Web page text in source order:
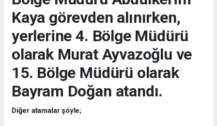
Kaya görevden alınırken,
yerlerine 4. Bölge Müdürü
olarak Murat Ayvazoğlu ve
15. Bölge Müdürü olarak
Bayram Doğan atandı.
Diğer atamalar şöyle;